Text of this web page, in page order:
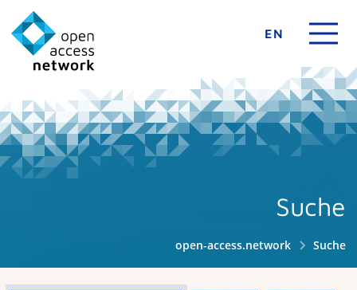
EN
Suche
open-access.network Suche